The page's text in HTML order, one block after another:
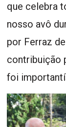
que celebra
nosso avô
por Ferraz
contribuição
foi